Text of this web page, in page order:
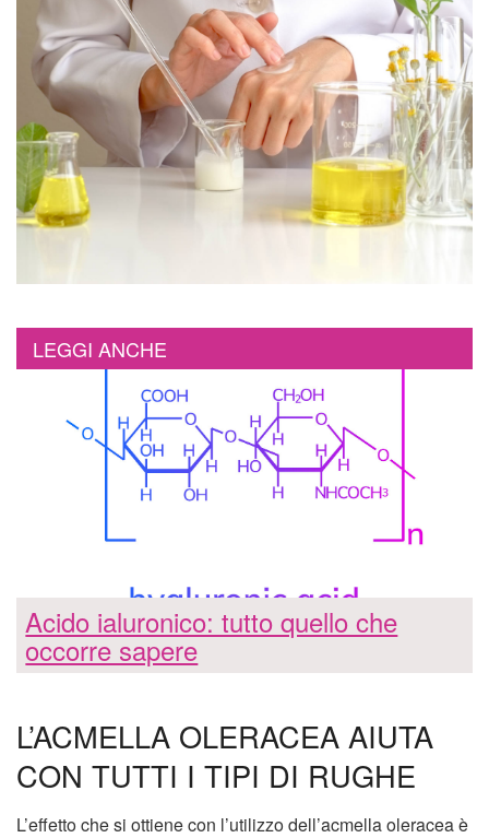
LEGGI ANCHE
Acido ialuronico: tutto quello che
occorre sapere
L’ACMELLA OLERACEA AIUTA
CON TUTTI I TIPI DI RUGHE
L’effetto che si ottiene con l’utilizzo dell’acmella oleracea è